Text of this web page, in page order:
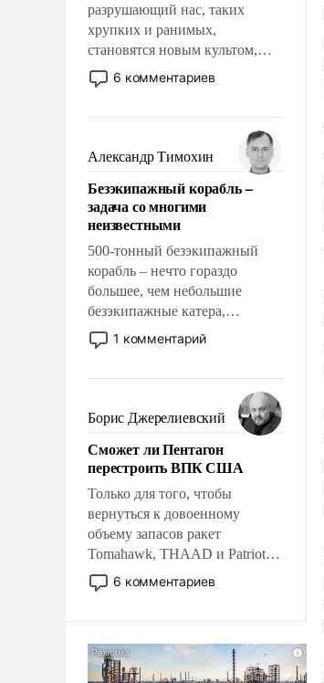
разрушающий нас, таких
хрупких и ранимых,
становятся новым культом,
постепенно вытесняя и
отменяя традиционное
мужественным и твердым под
ударами судьбы, брать на себя
ответственность, помогать
слабым, идти вперед и
адаптироваться.
6 комментариев
Александр Тимохин
Безэкипажный корабль –
задача со многими
неизвестными
500-тонный безэкипажный
корабль – нечто гораздо
большее, чем небольшие
безэкипажные катера,
применение которых уже
стало обыденностью. Задача по
сложна и амбициозна. Однако
и ее реализация радикально
поднимет наши боевые
возможности.
1 комментарий
Борис Джерелиевский
Сможет ли Пентагон
перестроить ВПК США
Только для того, чтобы
вернуться к довоенному
объему запасов ракет
Tomahawk, THAAD и Patriot
США потребуется более трех
лет. Даже небольшая война с
Сложившаяся ситуация
означает многолетний период
6 комментариев